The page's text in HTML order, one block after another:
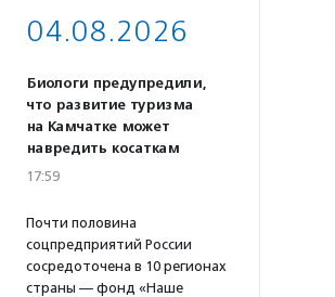
04.08.2026
Биологи предупредили,
что развитие туризма
на Камчатке может
навредить косаткам
17:59
Почти половина
соцпредприятий России
сосредоточена в 10 регионах
страны — фонд «Наше